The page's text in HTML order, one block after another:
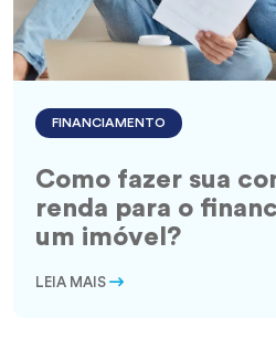
FINANCIAMENTO
Como fazer sua
renda para o
um imóvel?
LEIA MAIS